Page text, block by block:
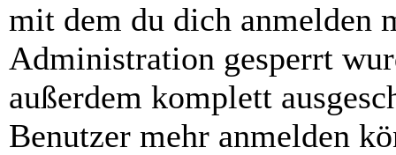
mit dem du dich anmelden
Administration gesperrt
außerdem komplett
Benutzer mehr anmelden